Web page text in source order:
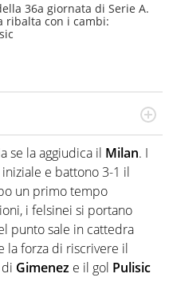
36a giornata di Serie A.
ribalta con i cambi:
e la tesi di laurea sugli stadi
quale filo conduttore
professione. Per Virgilio
e scandaglia l'universo
se la aggiudica il Milan. I
e battono 3-1 il
un primo tempo
i felsinei si portano
punto sale in cattedra
la forza di riscrivere il
Gimenez e il gol Pulisic